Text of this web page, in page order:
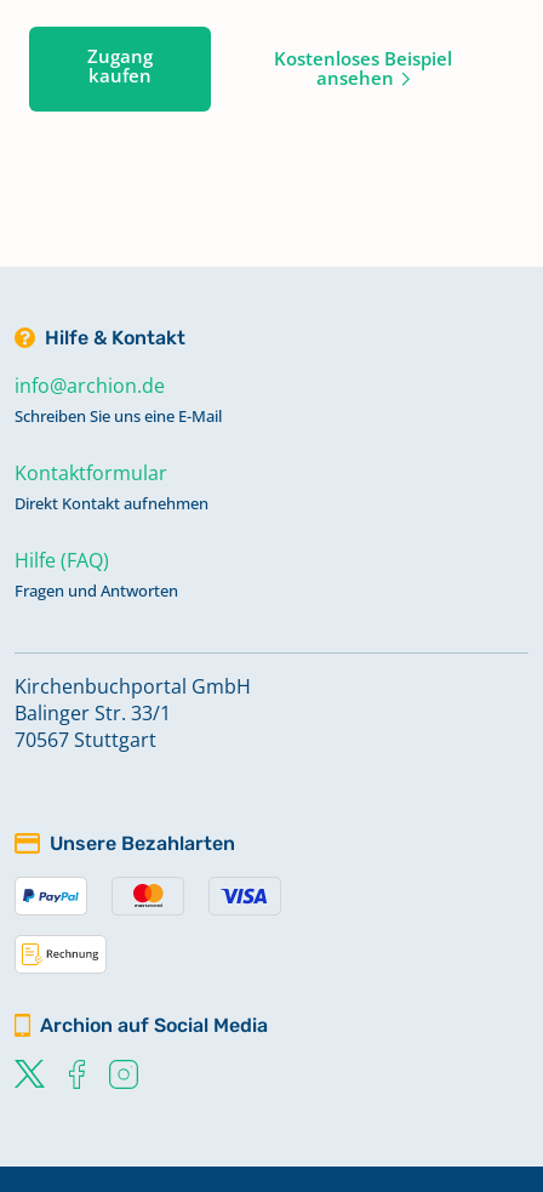
Zugang
kaufen
Kostenloses Beispiel
ansehen
Hilfe & Kontakt
info@archion.de
Schreiben Sie uns eine E-Mail
Kontaktformular
Direkt Kontakt aufnehmen
Hilfe (FAQ)
Fragen und Antworten
Kirchenbuchportal GmbH
Balinger Str. 33/1
70567 Stuttgart
Unsere Bezahlarten
Archion auf Social Media